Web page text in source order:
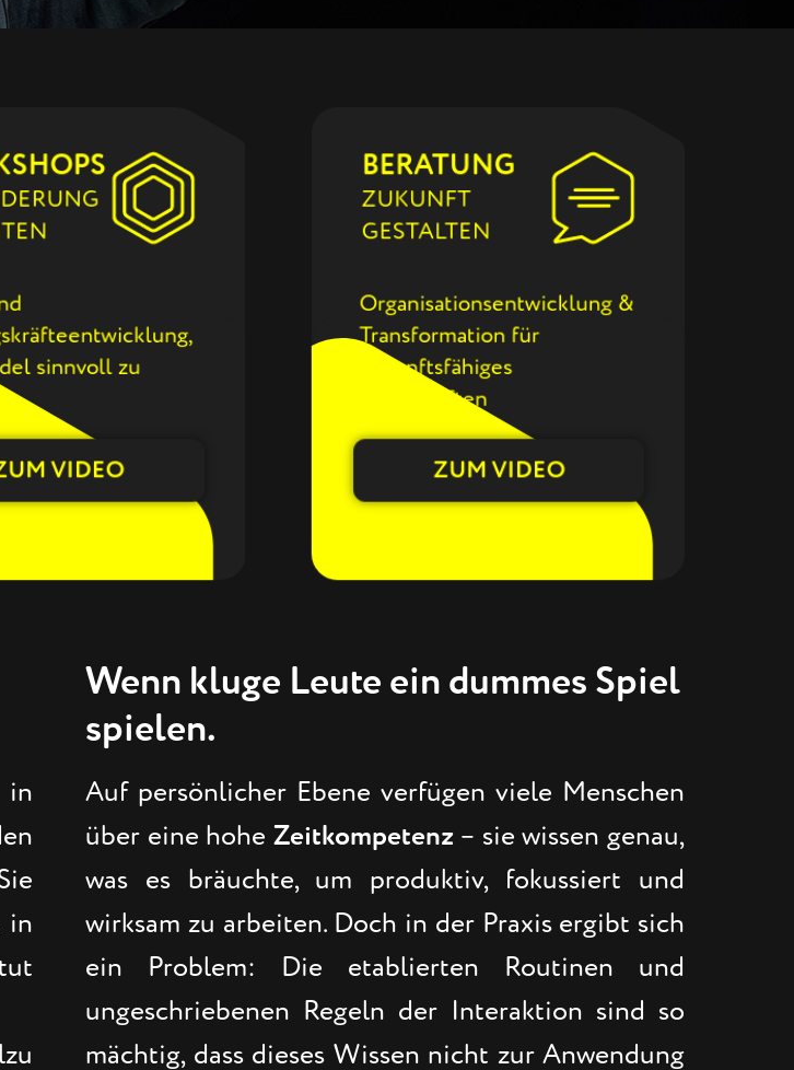
sinnvoll zu
VIDEO
BERATUNG
ZUKUNFT
GESTALTEN
Organisationsentwicklung &
Transformation für
zukunftsfähiges
Wirtschaften
ZUM VIDEO
in
in
Wenn kluge Leute ein dummes Spiel
spielen.
Auf persönlicher Ebene verfügen viele Menschen
über eine hohe Zeitkompetenz– sie wissen genau,
was es bräuchte, um produktiv, fokussiert und
wirksam zu arbeiten. Doch in der Praxis ergibt sich
ein Problem: Die etablierten Routinen und
ungeschriebenen Regeln der Interaktion sind so
mächtig, dass dieses Wissen nicht zur Anwendung